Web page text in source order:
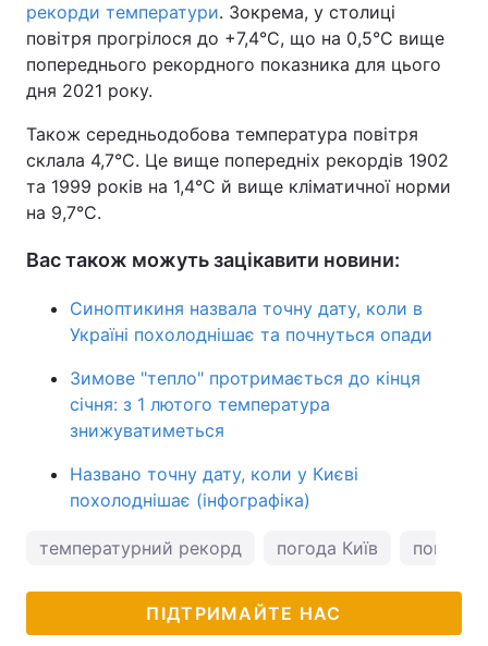
рекорди температури. Зокрема, у столиці
повітря прогрілося до +7,4°С, що на 0,5°С вище
попереднього рекордного показника для цього
дня 2021 року.
Також середньодобова температура повітря
склала 4,7°С. Це вище попередніх рекордів 1902
та 1999 років на 1,4°С й вище кліматичної норми
на 9,7°С.
Вас також можуть зацікавити новини:
Синоптикиня назвала точну дату, коли в
Україні похолоднішає та почнуться опади
Зимове "тепло" протримається до кінця
січня: з 1 лютого температура
знижуватиметься
Названо точну дату, коли у Києві
похолоднішає (інфографіка)
температурний рекорд погода Київ погода
ПІДТРИМАЙТЕ НАС